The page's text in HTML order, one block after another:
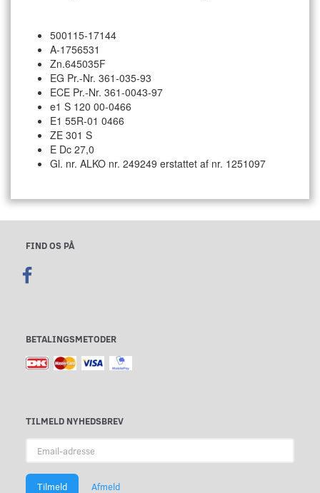
500115-17144
A-1756531
Zn.645035F
EG Pr.-Nr. 361-035-93
ECE Pr.-Nr. 361-0043-97
e1 S 120 00-0466
E1 55R-01 0466
ZE 301 S
E Dc 27,0
Gl. nr. ALKO nr. 249249 erstattet af nr. 1251097
FIND OS PÅ
BETALINGSMETODER
TILMELD NYHEDSBREV
adresse
Tilmeld Afmeld